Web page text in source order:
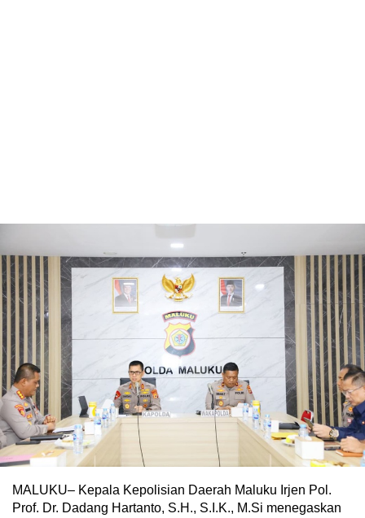
MALUKU– Kepala Kepolisian Daerah Maluku Irjen Pol.
Prof. Dr. Dadang Hartanto, S.H., S.I.K., M.Si menegaskan